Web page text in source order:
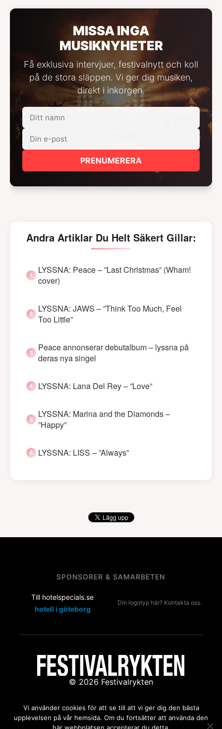
MISSA INGA
MUSIKNYHETER
Få exklusiva intervjuer, festivalnytt och koll
på de stora släppen. Vi ger dig musiken,
direkt i inkorgen.
PRENUMERERA
Andra Artiklar Du Helt Säkert Gillar:
LYSSNA: Peace – ”Last Christmas” (Wham!
cover)
LYSSNA: JAWS – ”Think Too Much, Feel
Too Little”
Peace annonserar debutalbum – lyssna på
deras nya singel
LYSSNA: Lana Del Rey – ”Love”
LYSSNA: Marina and the Diamonds –
”Happy”
LYSSNA: LISS – ”Always”
SPONSORER & SAMARBETEN
Till hotelspecials.se
hotell i göteborg
Din logotyp här? Kontakta oss.
© 2026 Festivalrykten
Kontakta oss:redaktion@festivalrykten.se
Vi använder cookies för att se till att vi ger dig den bästa
upplevelsen på vår hemsida. Om du fortsätter att använda den